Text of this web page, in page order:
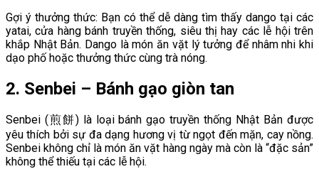
Gợi ý thưởng thức: Bạn có thể dễ dàng tìm thấy dango tại các
yatai, cửa hàng bánh truyền thống, siêu thị hay các lễ hội trên
khắp Nhật Bản. Dango là món ăn vặt lý tưởng để nhâm nhi khi
dạo phố hoặc thưởng thức cùng trà nóng.
2. Senbei – Bánh gạo giòn tan
Senbei (煎餅) là loại bánh gạo truyền thống Nhật Bản được
yêu thích bởi sự đa dạng hương vị từ ngọt đến mặn, cay nồng.
Senbei không chỉ là món ăn vặt hàng ngày mà còn là “đặc sản”
không thể thiếu tại các lễ hội.